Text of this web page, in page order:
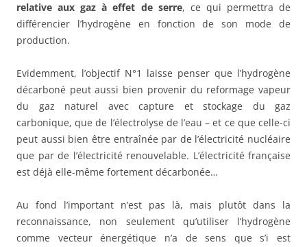
relative aux gaz à effet de serre, ce qui permettra de
différencier l’hydrogène en fonction de son mode de
production.
Evidemment, l’objectif N°1 laisse penser que l’hydrogène
décarboné peut aussi bien provenir du reformage vapeur
du gaz naturel avec capture et stockage du gaz
carbonique, que de l’électrolyse de l’eau – et ce que celle-ci
peut aussi bien être entraînée par de l’électricité nucléaire
que par de l’électricité renouvelable. L’électricité française
est déjà elle-même fortement décarbonée…
Au fond l’important n’est pas là, mais plutôt dans la
reconnaissance, non seulement qu’utiliser l’hydrogène
comme vecteur énergétique n’a de sens que s’i est